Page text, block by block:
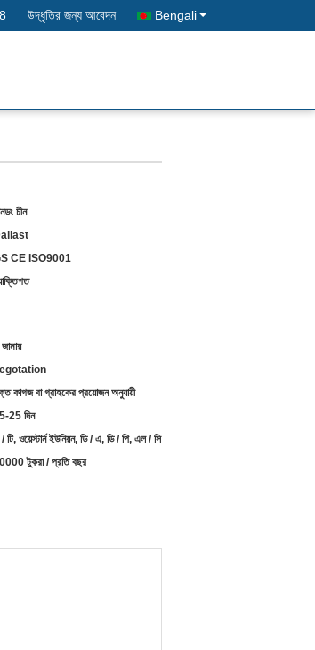
উদ্ধৃতির জন্য আবেদন Bengali
চীন
CE ISO9001
কাগজ বা গ্রাহকের প্রয়োজন অনুযায়ী
25 দিন
/ টি, ওয়েস্টার্ন ইউনিয়ন, ডি / এ, ডি / পি, এল / সি
টুকরা / প্রতি বছর